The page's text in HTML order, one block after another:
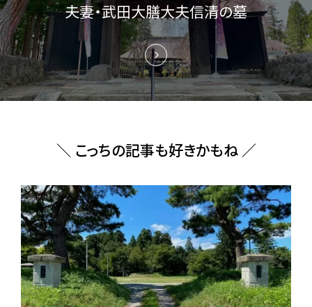
夫妻・武田大膳大夫信清の墓
＼ こっちの記事も好きかもね ／